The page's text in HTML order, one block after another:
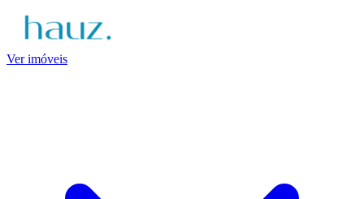
Ver imóveis